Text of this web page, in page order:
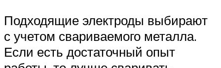
Подходящие электроды выбирают
с учетом свариваемого металла.
Если есть достаточный опыт